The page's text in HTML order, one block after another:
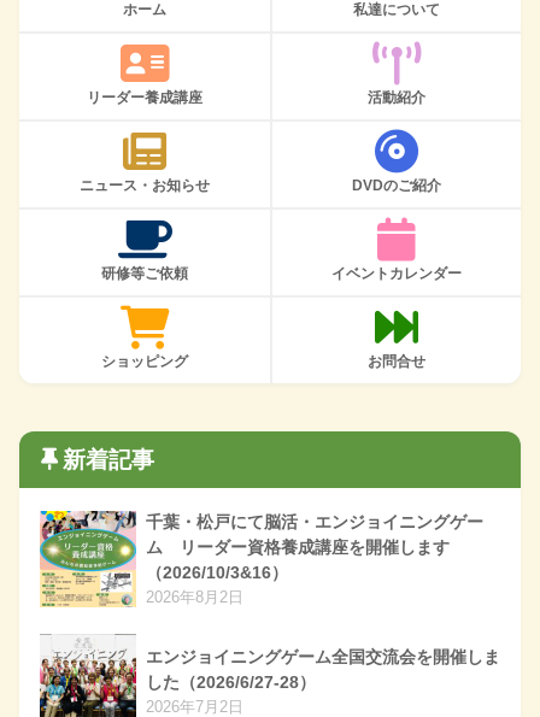
ホーム 私達について
リーダー養成講座 活動紹介
ニュース・お知らせ DVDのご紹介
研修等ご依頼 イベントカレンダー
ショッピング お問合せ
新着記事
千葉・松戸にて脳活・エンジョイニングゲー
ム リーダー資格養成講座を開催します
（2026/10/3&16）
2026年8月2日
エンジョイニングゲーム全国交流会を開催しま
した（2026/6/27-28）
2026年7月2日